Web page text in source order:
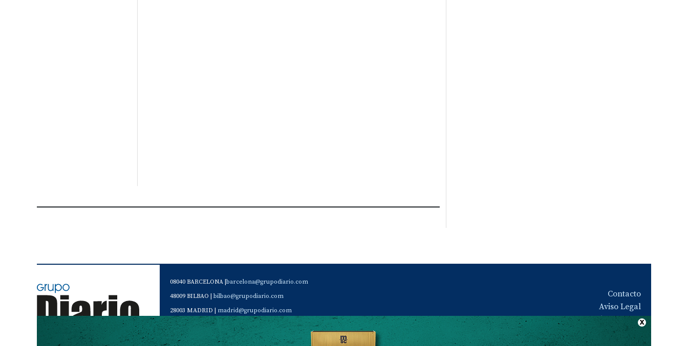
08040 BARCELONA | barcelona@grupodiario.com
48009 BILBAO | bilbao@grupodiario.com
28003 MADRID | madrid@grupodiario.com
46120 Alboraya. VALENCIA |
valencia@grupodiario.com
Servicio de Atención al Socio Suscriptor | sas@grupodiario.com
Contacto
Aviso Legal
Quiénes somos
Política de privacidad